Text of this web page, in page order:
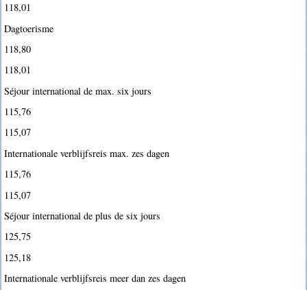
118,01
Dagtoerisme
118,80
118,01
Séjour international de max. six jours
115,76
115,07
Internationale verblijfsreis max. zes dagen
115,76
115,07
Séjour international de plus de six jours
125,75
125,18
Internationale verblijfsreis meer dan zes dagen